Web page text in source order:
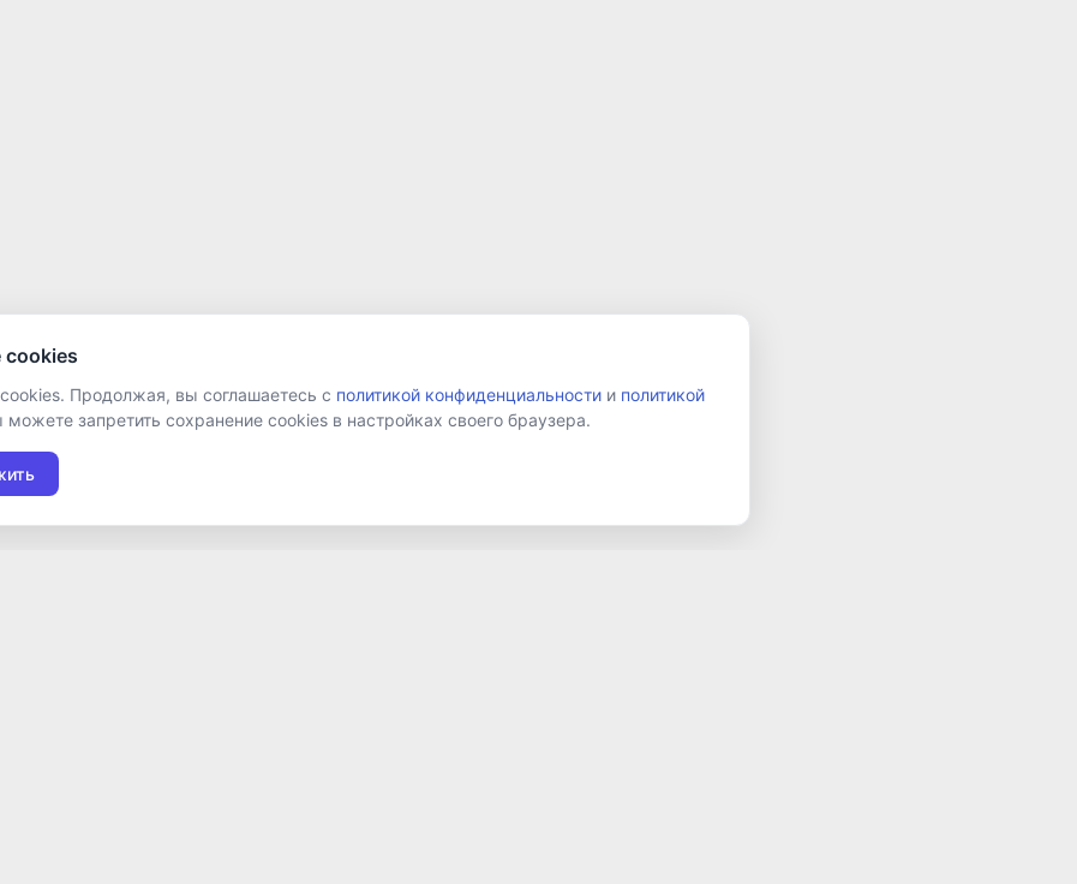
cookies
cookies. Продолжая, вы соглашаетесь с политикой конфиденциальности и политикой
можете запретить сохранение cookies в настройках своего браузера.